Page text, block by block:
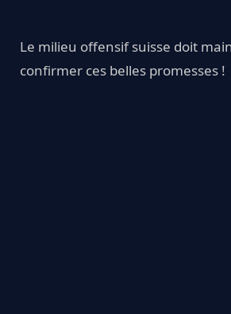
Le milieu offensif suisse doit
confirmer ces belles promesses !